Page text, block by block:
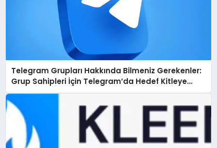
Telegram Grupları Hakkında Bilmeniz Gerekenler:
Grup Sahipleri İçin Telegram’da Hedef Kitleye
Ulaşma